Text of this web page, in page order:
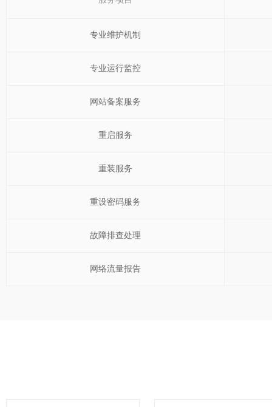
专业维护机制
专业运行监控
网站备案服务
重启服务
重装服务
重设密码服务
故障排查处理
网络流量报告